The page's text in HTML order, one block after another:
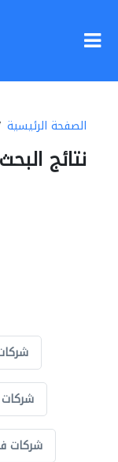
الصفحة الرئيسية
نتائج
شركات